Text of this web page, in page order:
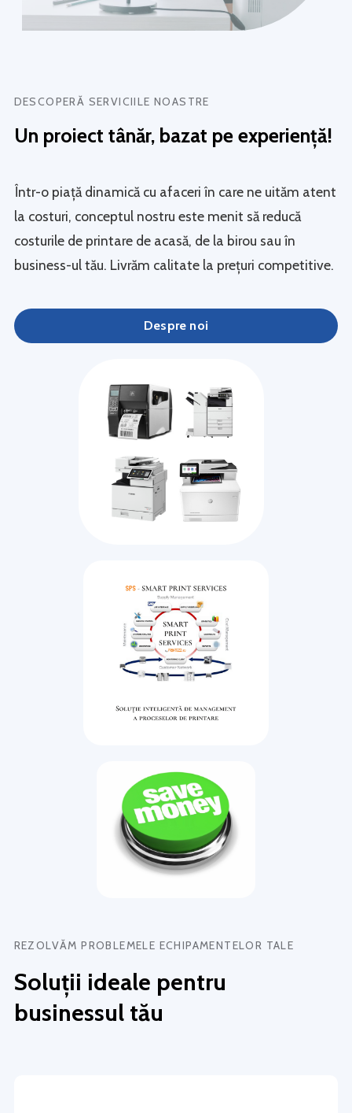
DESCOPERĂ SERVICIILE NOASTRE
Un proiect tânăr, bazat pe experiență!
Într-o piaţă dinamică cu afaceri în care ne uităm atent
la costuri, conceptul nostru este menit să reducă
costurile de printare de acasă, de la birou sau în
business-ul tău. Livrăm calitate la prețuri competitive.
Despre noi
REZOLVĂM PROBLEMELE ECHIPAMENTELOR TALE
Soluții ideale pentru
businessul tău